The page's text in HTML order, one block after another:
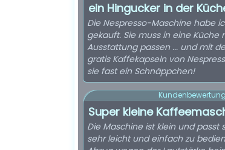
ein Hingucker in der
Die Nespresso-Maschine habe
gekauft. Sie muss in eine Küche
Ausstattung passen ... und mit
gratis Kaffekapseln von
sie fast ein Schnäppchen!
Super kleine
Die Maschine ist klein und passt
sehr leicht und einfach zu